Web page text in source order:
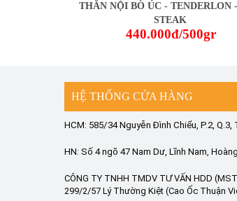
THĂN NỘI BÒ ÚC - TENDERLON
STEAK
440.000đ/500gr
HỆ THỐNG CỬA HÀNG
HCM: 585/34 Nguyễn Đình Chiểu, P.2, Q.3,
HN: Số 4 ngõ 47 Nam Dư, Lĩnh Nam,
CÔNG TY TNHH TMDV TƯ VẤN HDD
299/2/57 Lý Thường Kiệt (Cao Ốc Thuận